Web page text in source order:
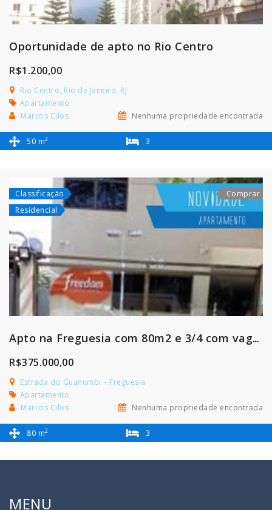
Oportunidade de apto no Rio Centro
R$1.200,00
Rio Centro, Rio de Janeiro, RJ
Apartamento
Marcos Cilos
Nenhuma propriedade encontrada
50 m2
3
Classificação
Residencial
Comprar
Apto na Freguesia com 80m2 e 3/4 com vaga coberta
R$375.000,00
Estrada do Guanumbi – Freguesia
Apartamento
Marcos Cilos
Nenhuma propriedade encontrada
80 m2
3
MENU